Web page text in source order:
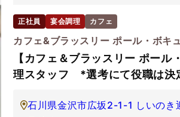
正社員 宴会調理 カフェ
カフェ&ブラッスリー ポール・ボキ
【カフェ＆ブラッスリー ポール
理スタッフ *選考にて役職は決
石川県金沢市広坂2-1-1 しいのき